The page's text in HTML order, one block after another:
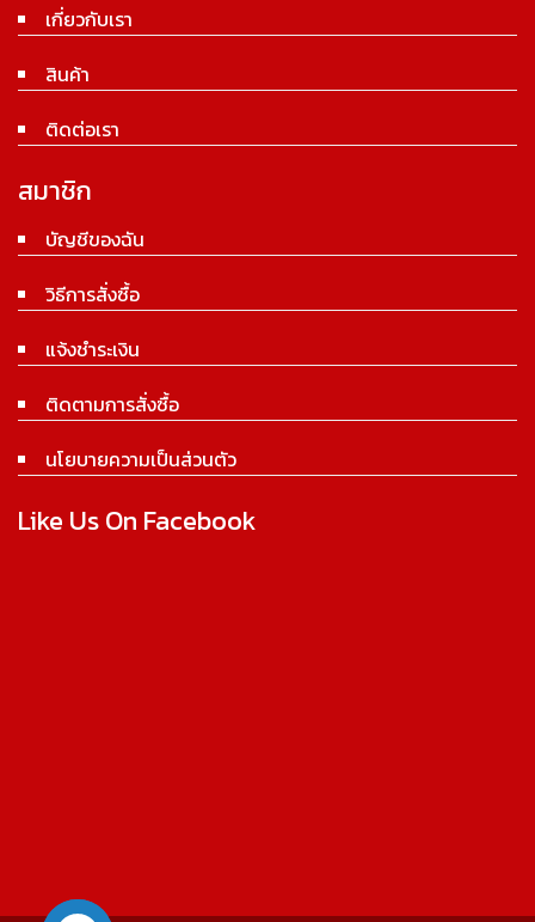
เกี่ยวกับเรา
สินค้า
ติดต่อเรา
สมาชิก
บัญชีของฉัน
วิธีการสั่งซื้อ
แจ้งชำระเงิน
ติดตามการสั่งซื้อ
นโยบายความเป็นส่วนตัว
Like Us On Facebook